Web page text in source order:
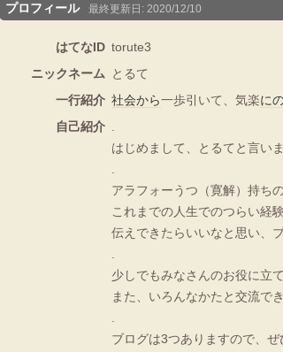
プロフィール 最終更新日: 2020/12/10
はてなID torute3
ニックネーム とるて
一行紹介 社会から一歩引いて、気楽に
自己紹介 .
はじめまして、とるてと言いま
.
アラフォーうつ（寛解）持ち
これまでの人生でのつらい経
伝えできたらいいなと思い、
.
少しでもみなさんのお役に立
また、いろんなかたと交流で
.
ブログは3つありますので、